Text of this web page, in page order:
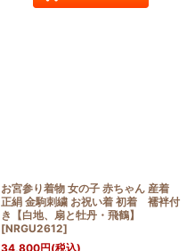
お宮参り着物 女の子 赤ちゃん 産着
正絹 金駒刺繍 お祝い着 初着 襦袢付
き【白地、扇と牡丹・飛鶴】
[NRGU2612]
34,800円(税込)